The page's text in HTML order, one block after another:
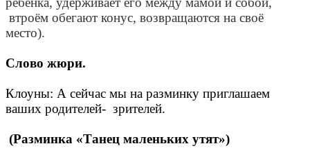
втроём обегают конус, возвращаются на своё
место).
Слово жюри.
Клоуны: А сейчас мы на разминку приглашаем
ваших родителей- зрителей.
(Разминка «Танец маленьких утят»)